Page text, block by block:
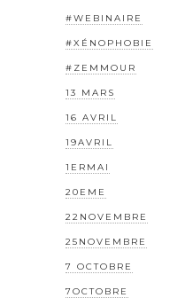
#WEBINAIRE
#XÉNOPHOBIE
#ZEMMOUR
13 MARS
16 AVRIL
19AVRIL
1ERMAI
20EME
22NOVEMBRE
25NOVEMBRE
7 OCTOBRE
7OCTOBRE